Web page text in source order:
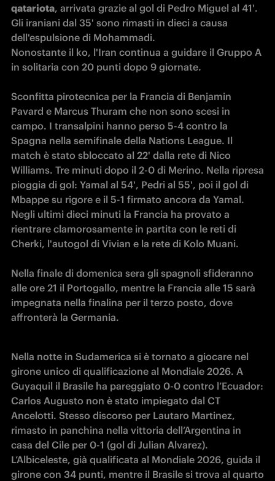
qatariota, arrivata grazie al gol di Pedro Miguel al 41'.
Gli iraniani dal 35' sono rimasti in dieci a causa
dell'espulsione di Mohammadi.
Nonostante il ko, l'Iran continua a guidare il Gruppo A
in solitaria con 20 punti dopo 9 giornate.
Sconfitta pirotecnica per la Francia di Benjamin
Pavard e Marcus Thuram che non sono scesi in
campo. I transalpini hanno perso 5-4 contro la
Spagna nella semifinale della Nations League. Il
match è stato sbloccato al 22' dalla rete di Nico
Williams. Tre minuti dopo il 2-0 di Merino. Nella ripresa
pioggia di gol: Yamal al 54', Pedri al 55', poi il gol di
Mbappe su rigore e il 5-1 firmato ancora da Yamal.
Negli ultimi dieci minuti la Francia ha provato a
rientrare clamorosamente in partita con le reti di
Cherki, l'autogol di Vivian e la rete di Kolo Muani.
Nella finale di domenica sera gli spagnoli sfideranno
alle ore 21 il Portogallo, mentre la Francia alle 15 sarà
impegnata nella finalina per il terzo posto, dove
affronterà la Germania.
Nella notte in Sudamerica si è tornato a giocare nel
girone unico di qualificazione al Mondiale 2026. A
Guyaquil il Brasile ha pareggiato 0-0 contro l’Ecuador:
Carlos Augusto non è stato impiegato dal CT
Ancelotti. Stesso discorso per Lautaro Martinez,
rimasto in panchina nella vittoria dell’Argentina in
casa del Cile per 0-1 (gol di Julian Alvarez).
L’Albiceleste, già qualificata al Mondiale 2026, guida il
girone con 34 punti, mentre il Brasile si trova al quarto